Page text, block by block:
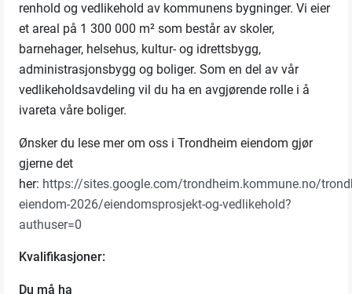
renhold og vedlikehold av kommunens bygninger. Vi eier
et areal på 1 300 000 m² som består av skoler,
barnehager, helsehus, kultur- og idrettsbygg,
administrasjonsbygg og boliger. Som en del av vår
vedlikeholdsavdeling vil du ha en avgjørende rolle i å
ivareta våre boliger.
Ønsker du lese mer om oss i Trondheim eiendom gjør
gjerne det
her: https://sites.google.com/trondheim.kommune.no/
eiendom-2026/eiendomsprosjekt-og-vedlikehold?
authuser=0
Kvalifikasjoner:
Du må ha